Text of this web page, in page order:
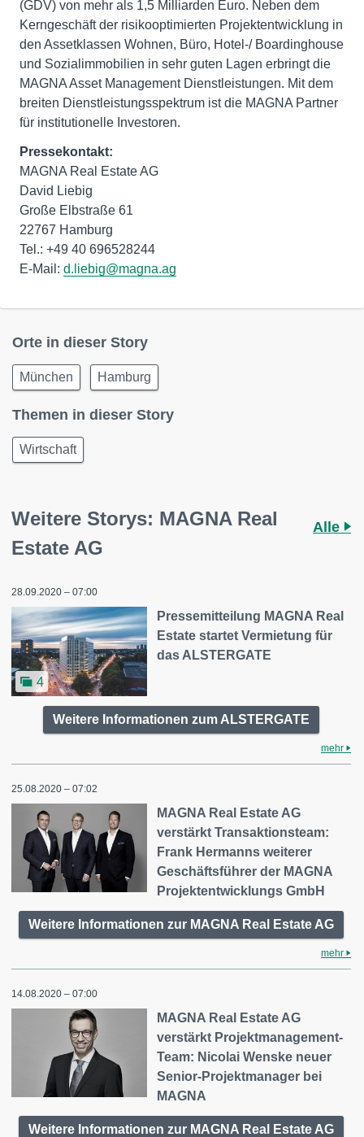
(GDV) von mehr als 1,5 Milliarden Euro. Neben dem
Kerngeschäft der risikooptimierten Projektentwicklung in
den Assetklassen Wohnen, Büro, Hotel-/ Boardinghouse
und Sozialimmobilien in sehr guten Lagen erbringt die
MAGNA Asset Management Dienstleistungen. Mit dem
breiten Dienstleistungsspektrum ist die MAGNA Partner
für institutionelle Investoren.
Pressekontakt:
MAGNA Real Estate AG
David Liebig
Große Elbstraße 61
22767 Hamburg
Tel.: +49 40 696528244
E-Mail: d.liebig@magna.ag
Orte in dieser Story
München Hamburg
Themen in dieser Story
Wirtschaft
Weitere Storys: MAGNA Real
Estate AG
Alle
28.09.2020 – 07:00
4
Pressemitteilung MAGNA Real
Estate startet Vermietung für
das ALSTERGATE
Weitere Informationen zum ALSTERGATE
mehr
25.08.2020 – 07:02
MAGNA Real Estate AG
verstärkt Transaktionsteam:
Frank Hermanns weiterer
Geschäftsführer der MAGNA
Projektentwicklungs GmbH
Weitere Informationen zur MAGNA Real Estate AG
mehr
14.08.2020 – 07:00
MAGNA Real Estate AG
verstärkt Projektmanagement-
Team: Nicolai Wenske neuer
Senior-Projektmanager bei
MAGNA
Weitere Informationen zur MAGNA Real Estate AG